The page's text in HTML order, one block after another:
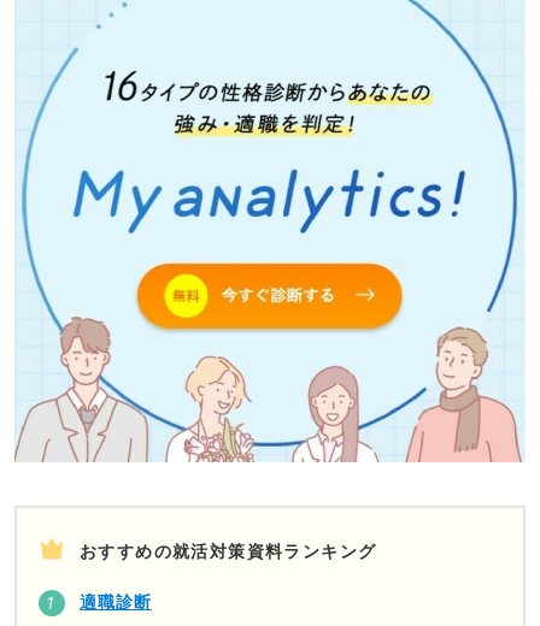
おすすめの就活対策資料ランキング
適職診断